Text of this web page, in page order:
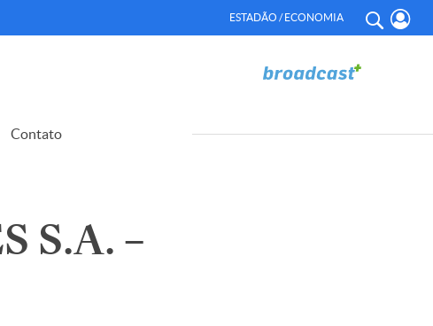
ESTADÃO / ECONOMIA
Contato
S.A. –